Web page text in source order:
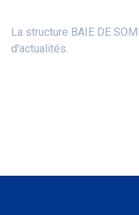
La structure BAIE DE
d'actualités.